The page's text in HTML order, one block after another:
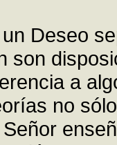
Deseo
son
a
no